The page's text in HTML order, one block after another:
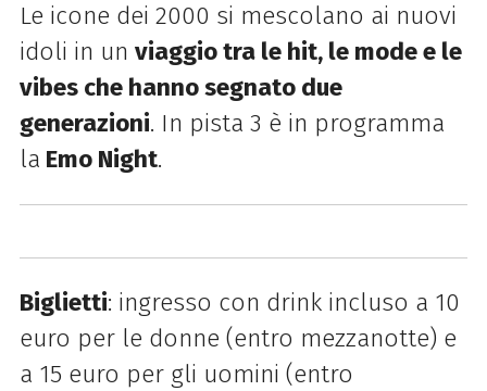
Le icone dei 2000 si mescolano ai nuovi
idoli in un viaggio tra le hit, le mode e le
vibes che hanno segnato due
generazioni. In pista 3 è in programma
la Emo Night.
Biglietti: ingresso con drink incluso a 10
euro per le donne (entro mezzanotte) e
a 15 euro per gli uomini (entro